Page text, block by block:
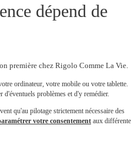
dépend de
première chez Rigolo Comme La Vie.
ordinateur, votre mobile ou votre tablette.
d'éventuels problèmes et d'y remédier.
qu'au pilotage strictement nécessaire des
votre consentement aux